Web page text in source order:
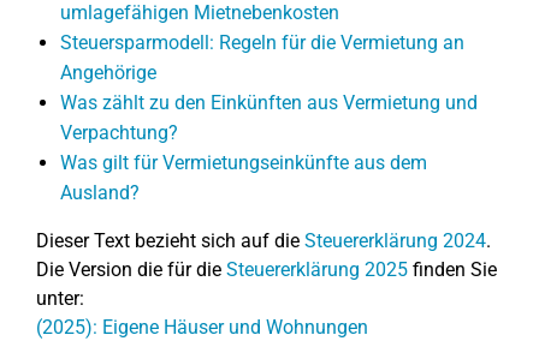
umlagefähigen Mietnebenkosten
Steuersparmodell: Regeln für die Vermietung an
Angehörige
Was zählt zu den Einkünften aus Vermietung und
Verpachtung?
Was gilt für Vermietungseinkünfte aus dem
Ausland?
Dieser Text bezieht sich auf die Steuererklärung 2024.
Die Version die für die Steuererklärung 2025 finden Sie
unter:
(2025): Eigene Häuser und Wohnungen